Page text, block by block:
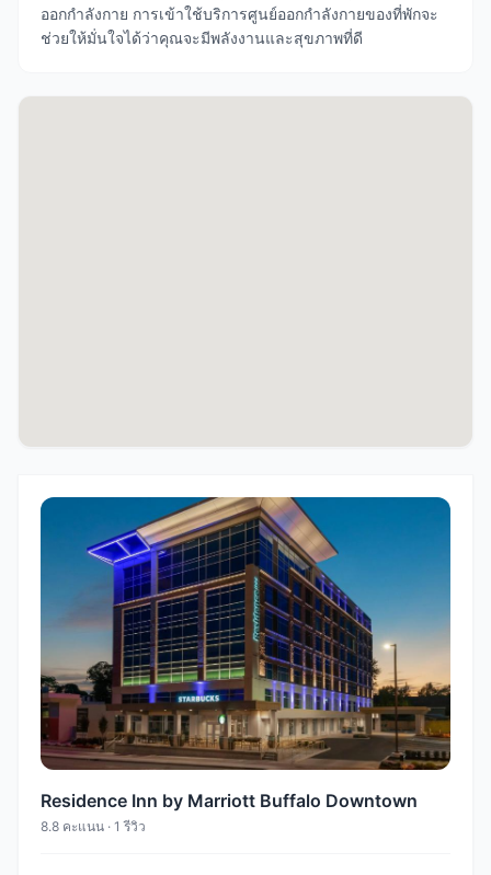
ออกกำลังกาย การเข้าใช้บริการศูนย์ออกกำลังกายของที่พักจะ
ช่วยให้มั่นใจได้ว่าคุณจะมีพลังงานและสุขภาพที่ดี
Residence Inn by Marriott Buffalo Downtown
8.8 คะแนน · 1 รีวิว